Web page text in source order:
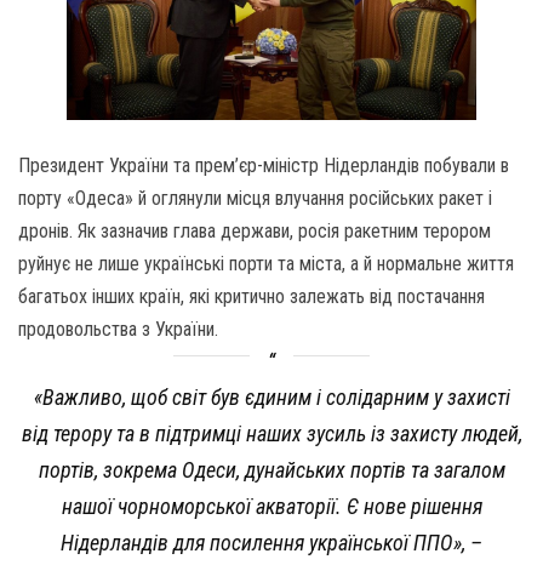
Президент України та прем’єр-міністр Нідерландів побували в
порту «Одеса» й оглянули місця влучання російських ракет і
дронів. Як зазначив глава держави, росія ракетним терором
руйнує не лише українські порти та міста, а й нормальне життя
багатьох інших країн, які критично залежать від постачання
продовольства з України.
«Важливо, щоб світ був єдиним і солідарним у захисті
від терору та в підтримці наших зусиль із захисту людей,
портів, зокрема Одеси, дунайських портів та загалом
нашої чорноморської акваторії. Є нове рішення
Нідерландів для посилення української ППО», –